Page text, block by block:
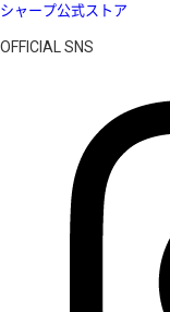
シャープ公式ストア
OFFICIAL SNS